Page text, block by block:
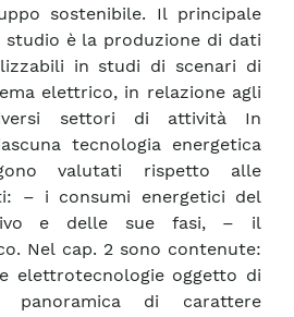
sostenibile. Il principale
è la produzione di dati
in studi di scenari di
elettrico, in relazione agli
settori di attività In
tecnologia energetica
valutati rispetto alle
– i consumi energetici del
e delle sue fasi, – il
Nel cap. 2 sono contenute:
elettrotecnologie oggetto di
panoramica di carattere